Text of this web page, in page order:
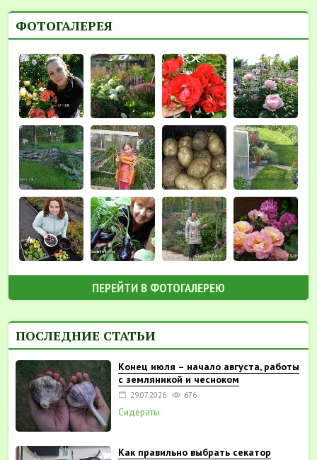
ФОТОГАЛЕРЕЯ
ПЕРЕЙТИ В ФОТОГАЛЕРЕЮ
ПОСЛЕДНИЕ СТАТЬИ
Конец июля – начало августа, работы
с земляникой и чесноком
29.07.2026 676
Сидераты
Как правильно выбрать секатор